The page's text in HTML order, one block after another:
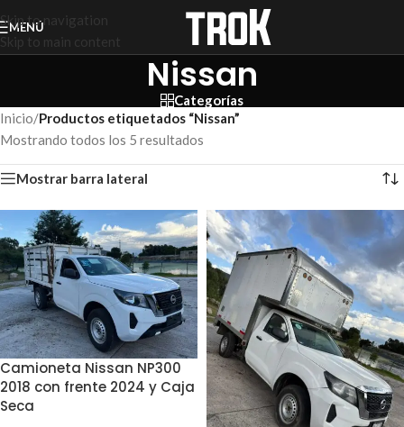
Skip to navigation
Skip to main content
MENÚ
Nissan
Categorías
Inicio/Productos etiquetados “Nissan”
Mostrando todos los 5 resultados
Mostrar barra lateral
Camioneta Nissan NP300
2018 con frente 2024 y Caja
Seca